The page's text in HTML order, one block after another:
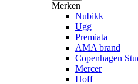
Merken
Nubikk
Ugg
Premiata
AMA brand
Copenhagen
Mercer
Hoff